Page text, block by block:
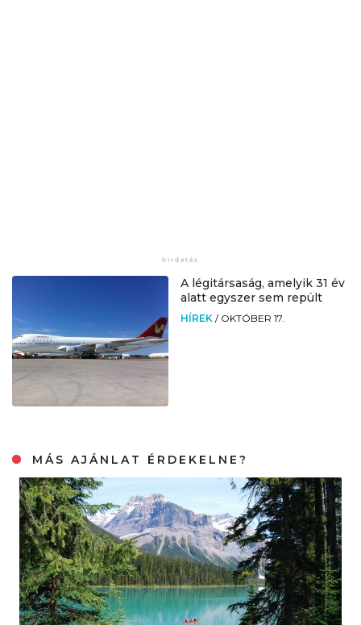
A légitársaság, amelyik 31 év
alatt egyszer sem repült
HÍREK / OKTÓBER 17.
MÁS AJÁNLAT ÉRDEKELNE?